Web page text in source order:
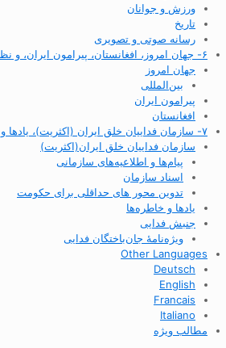
ورزش و جوانان
تاریخ
رسانه صوتی و تصویری
۶- جهان امروز، افغانستان، پیرامون ایران، و نظرات شما
جهان امروز
بین‌المللی
پیرامون ایران
افغانستان
۷- سازمان فداییان خلق ایران (اکثریت)، یادها و خاطره ها، کتابخانه مجازی
سازمان فداییان خلق ایران(اکثریت)
پیام‌ها و اطلاعیه‌های سازمانی
اسناد سازمان
تدوین محور های حداقلی برای حکومت
یادها و خاطره‌ها
جنبش فدایی
ویژه‌نامهٔ جان‌باختگان فدایی
Other Languages
Deutsch
English
Francais
Italiano
مطالب ویژه